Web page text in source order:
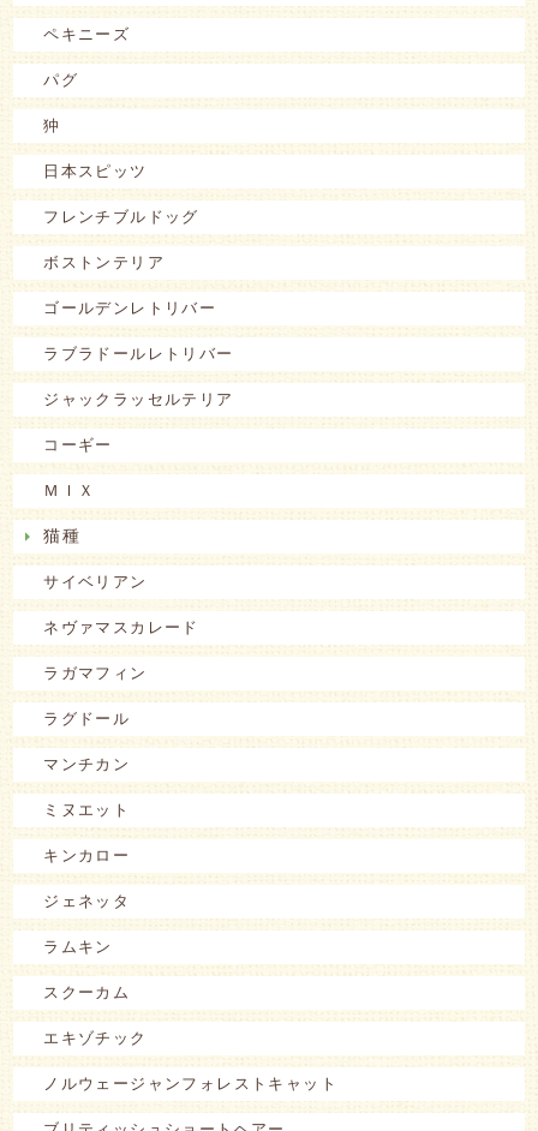
ペキニーズ
パグ
狆
日本スピッツ
フレンチブルドッグ
ボストンテリア
ゴールデンレトリバー
ラブラドールレトリバー
ジャックラッセルテリア
コーギー
ＭＩＸ
猫種
サイベリアン
ネヴァマスカレード
ラガマフィン
ラグドール
マンチカン
ミヌエット
キンカロー
ジェネッタ
ラムキン
スクーカム
エキゾチック
ノルウェージャンフォレストキャット